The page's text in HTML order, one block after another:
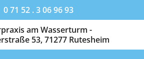
0 71 52 . 3 06 96 93
am Wasserturm -
53, 71277 Rutesheim